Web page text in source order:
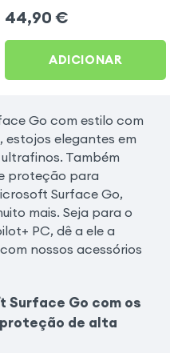
choque com suporte e
Porta stylus, Unicorn
Beetle Pro - Preto
Metalizado
44,90 €
ADICIONAR
Go com estilo com
estojos elegantes em
Também
proteção para
Surface Go,
mais. Seja para o
PC, dê a ele a
nossos acessórios
Surface Go com os
de alta